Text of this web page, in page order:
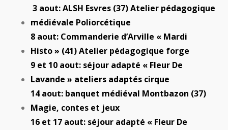
3 aout: ALSH Esvres (37) Atelier pédagogique
médiévale Poliorcétique
8 aout: Commanderie d’Arville « Mardi
Histo » (41) Atelier pédagogique forge
9 et 10 aout: séjour adapté « Fleur De
Lavande » ateliers adaptés cirque
14 aout: banquet médiéval Montbazon (37)
Magie, contes et jeux
16 et 17 aout: séjour adapté « Fleur De